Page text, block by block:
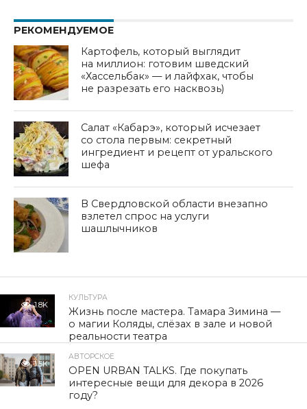
РЕКОМЕНДУЕМОЕ
Картофель, который выглядит
на миллион: готовим шведский
«Хассельбак» — и лайфхак, чтобы
не разрезать его насквозь)
Салат «Кабарэ», который исчезает
со стола первым: секретный
ингредиент и рецепт от уральского
шефа
В Свердловской области внезапно
взлетел спрос на услуги
шашлычников
1.8K
КУЛЬТУРА
Жизнь после мастера. Тамара Зимина —
о магии Коляды, слёзах в зале и новой
реальности театра
1.5K
АВТОРСКОЕ
OPEN URBAN TALKS. Где покупать
интересные вещи для декора в 2026
году?